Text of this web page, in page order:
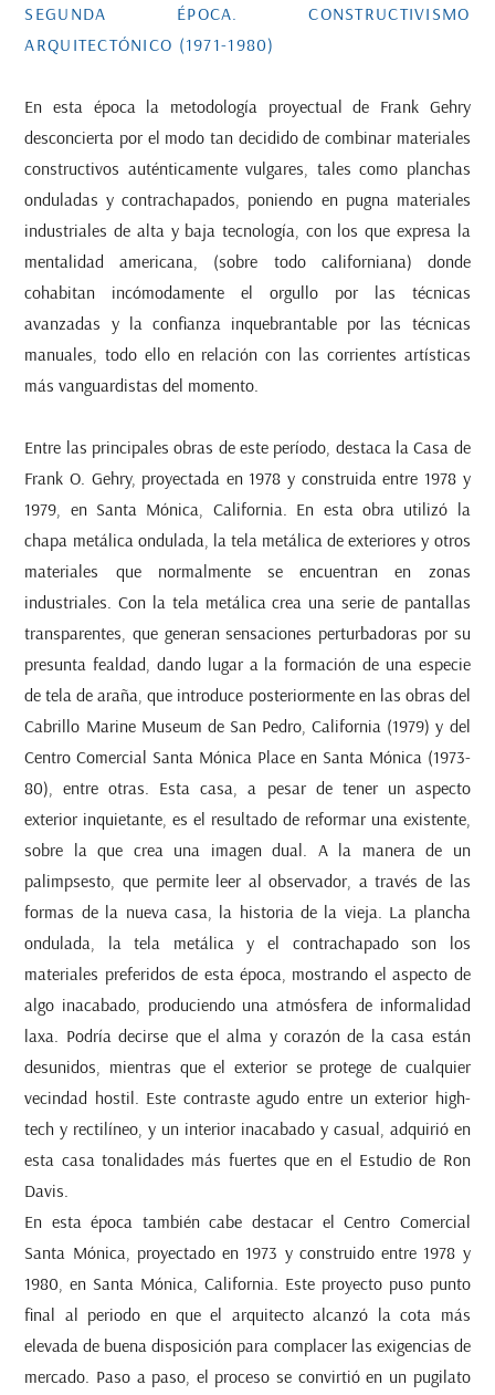
SEGUNDA ÉPOCA. CONSTRUCTIVISMO
ARQUITECTÓNICO (1971-1980)
En esta época la metodología proyectual de Frank Gehry
desconcierta por el modo tan decidido de combinar materiales
constructivos auténticamente vulgares, tales como planchas
onduladas y contrachapados, poniendo en pugna materiales
industriales de alta y baja tecnología, con los que expresa la
mentalidad americana, (sobre todo californiana) donde
cohabitan incómodamente el orgullo por las técnicas
avanzadas y la confianza inquebrantable por las técnicas
manuales, todo ello en relación con las corrientes artísticas
más vanguardistas del momento.
Entre las principales obras de este período, destaca la Casa de
Frank O. Gehry, proyectada en 1978 y construida entre 1978 y
1979, en Santa Mónica, California. En esta obra utilizó la
chapa metálica ondulada, la tela metálica de exteriores y otros
materiales que normalmente se encuentran en zonas
industriales. Con la tela metálica crea una serie de pantallas
transparentes, que generan sensaciones perturbadoras por su
presunta fealdad, dando lugar a la formación de una especie
de tela de araña, que introduce posteriormente en las obras del
Cabrillo Marine Museum de San Pedro, California (1979) y del
Centro Comercial Santa Mónica Place en Santa Mónica (1973-
80), entre otras. Esta casa, a pesar de tener un aspecto
exterior inquietante, es el resultado de reformar una existente,
sobre la que crea una imagen dual. A la manera de un
palimpsesto, que permite leer al observador, a través de las
formas de la nueva casa, la historia de la vieja. La plancha
ondulada, la tela metálica y el contrachapado son los
materiales preferidos de esta época, mostrando el aspecto de
algo inacabado, produciendo una atmósfera de informalidad
laxa. Podría decirse que el alma y corazón de la casa están
desunidos, mientras que el exterior se protege de cualquier
vecindad hostil. Este contraste agudo entre un exterior high-
tech y rectilíneo, y un interior inacabado y casual, adquirió en
esta casa tonalidades más fuertes que en el Estudio de Ron
Davis.
En esta época también cabe destacar el Centro Comercial
Santa Mónica, proyectado en 1973 y construido entre 1978 y
1980, en Santa Mónica, California. Este proyecto puso punto
final al periodo en que el arquitecto alcanzó la cota más
elevada de buena disposición para complacer las exigencias de
mercado. Paso a paso, el proceso se convirtió en un pugilato